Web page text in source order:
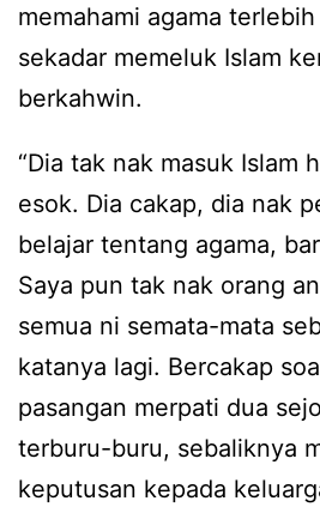
memahami agama
sekadar memeluk Islam
berkahwin.
“Dia tak nak masuk Islam
esok. Dia cakap, dia nak
belajar tentang agama,
Saya pun tak nak orang
semua ni semata-mata
katanya lagi. Bercakap
pasangan merpati dua
terburu-buru, sebaliknya
keputusan kepada